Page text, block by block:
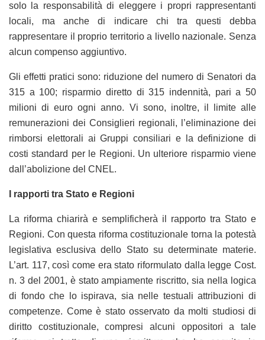
solo la responsabilità di eleggere i propri rappresentanti
locali, ma anche di indicare chi tra questi debba
rappresentare il proprio territorio a livello nazionale. Senza
alcun compenso aggiuntivo.
Gli effetti pratici sono: riduzione del numero di Senatori da
315 a 100; risparmio diretto di 315 indennità, pari a 50
milioni di euro ogni anno. Vi sono, inoltre, il limite alle
remunerazioni dei Consiglieri regionali, l’eliminazione dei
rimborsi elettorali ai Gruppi consiliari e la definizione di
costi standard per le Regioni. Un ulteriore risparmio viene
dall’abolizione del CNEL.
I rapporti tra Stato e Regioni
La riforma chiarirà e semplificherà il rapporto tra Stato e
Regioni. Con questa riforma costituzionale torna la potestà
legislativa esclusiva dello Stato su determinate materie.
L’art. 117, così come era stato riformulato dalla legge Cost.
n. 3 del 2001, è stato ampiamente riscritto, sia nella logica
di fondo che lo ispirava, sia nelle testuali attribuzioni di
competenze. Come è stato osservato da molti studiosi di
diritto costituzionale, compresi alcuni oppositori a tale